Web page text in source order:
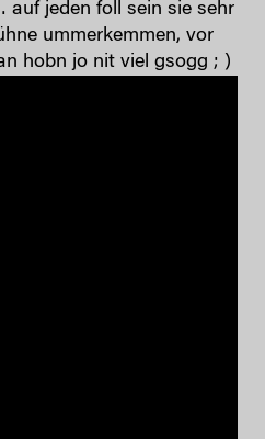
auf jeden foll sein sie sehr
ummerkemmen, vor
hobn jo nit viel gsogg ; )